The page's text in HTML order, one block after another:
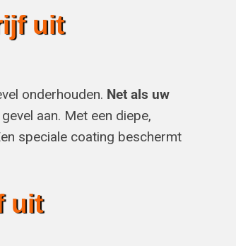
uit
onderhouden. Net als uw
aan. Met een diepe,
speciale coating beschermt
uit